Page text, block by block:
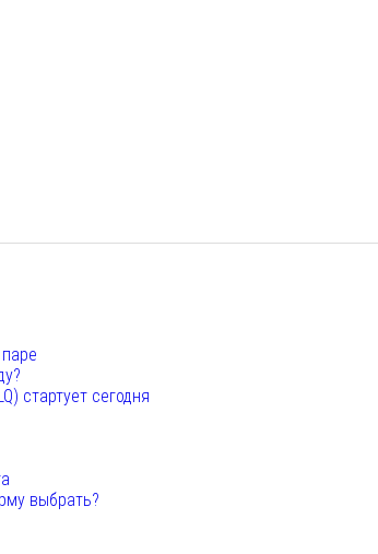
стартует сегодня
выбрать?